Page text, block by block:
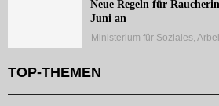
Neue Regeln für
Juni an
Ministerium für Soziales,
TOP-THEMEN